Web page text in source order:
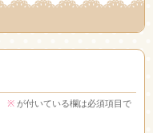
※ が付いている欄は必須項目で